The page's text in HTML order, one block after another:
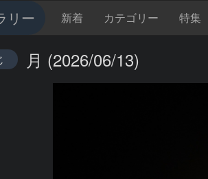
リー 新着 カテゴリー 特集
月 (2026/06/13)